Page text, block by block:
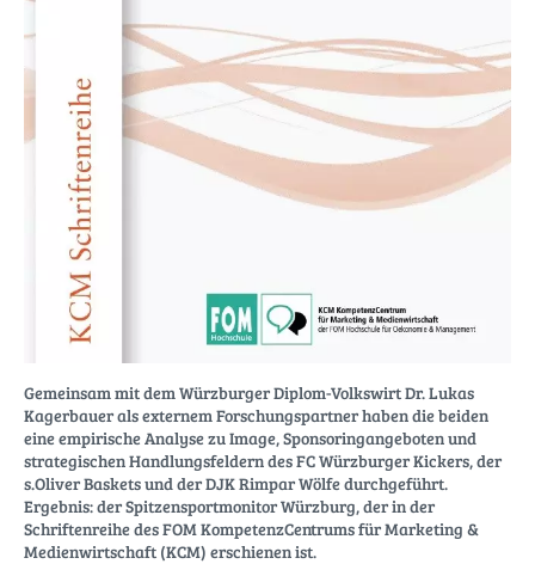
Gemeinsam mit dem Würzburger Diplom-Volkswirt Dr. Lukas
Kagerbauer als externem Forschungspartner haben die beiden
eine empirische Analyse zu Image, Sponsoringangeboten und
strategischen Handlungsfeldern des FC Würzburger Kickers, der
s.Oliver Baskets und der DJK Rimpar Wölfe durchgeführt.
Ergebnis: der Spitzensportmonitor Würzburg, der in der
Schriftenreihe des FOM KompetenzCentrums für Marketing &
Medienwirtschaft (KCM) erschienen ist.